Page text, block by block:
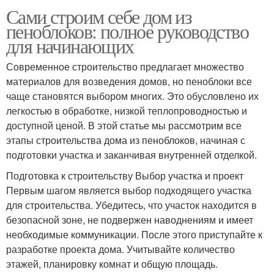
Сами строим себе дом из
пеноблоков: полное руководство
для начинающих
Современное строительство предлагает множество
материалов для возведения домов, но пеноблоки все
чаще становятся выбором многих. Это обусловлено их
легкостью в обработке, низкой теплопроводностью и
доступной ценой. В этой статье мы рассмотрим все
этапы строительства дома из пеноблоков, начиная с
подготовки участка и заканчивая внутренней отделкой.
Подготовка к строительству Выбор участка и проект
Первым шагом является выбор подходящего участка
для строительства. Убедитесь, что участок находится в
безопасной зоне, не подвержен наводнениям и имеет
необходимые коммуникации. После этого приступайте к
разработке проекта дома. Учитывайте количество
этажей, планировку комнат и общую площадь.